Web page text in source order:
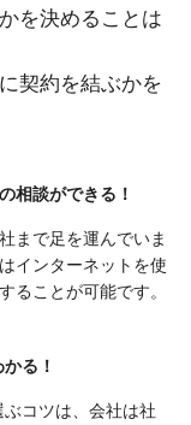
を決めることは
契約を結ぶかを
相談ができる！
まで足を運んでいま
インターネットを使
ることが可能です。
る！
コツは、会社は社